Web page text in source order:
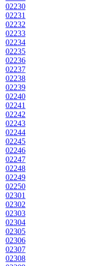
02230
02231
02232
02233
02234
02235
02236
02237
02238
02239
02240
02241
02242
02243
02244
02245
02246
02247
02248
02249
02250
02301
02302
02303
02304
02305
02306
02307
02308